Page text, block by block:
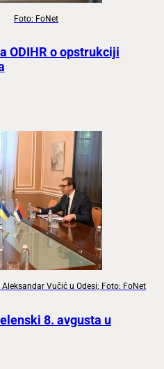
Foto: FoNet
ODIHR o opstrukciji
Vučić u Odesi; Foto: FoNet
8. avgusta u